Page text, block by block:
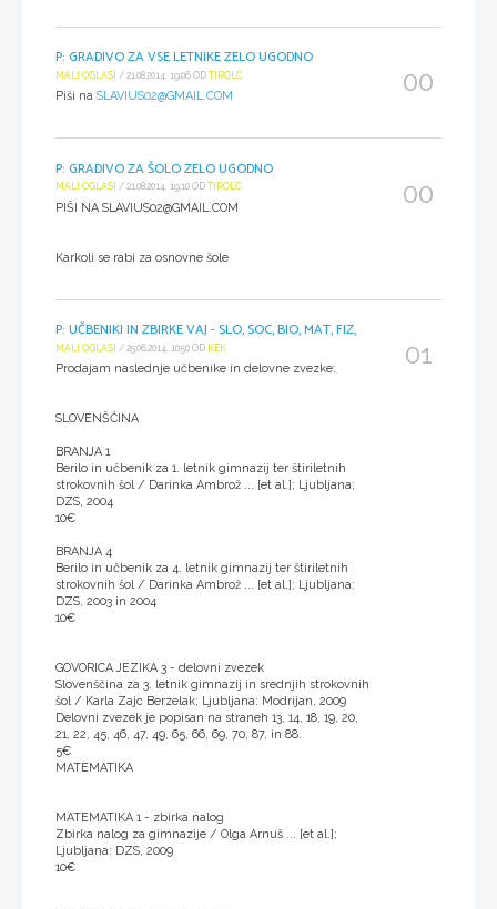
P: GRADIVO ZA VSE LETNIKE ZELO UGODNO
MALI OGLASI / 21.08.2014, 19:06 OD TIROLC
Piši na SLAVIUS02@GMAIL.COM 00
P: GRADIVO ZA ŠOLO ZELO UGODNO
MALI OGLASI / 21.08.2014, 19:10 OD TIROLC
PIŠI NA SLAVIUS02@GMAIL.COM
Karkoli se rabi za osnovne šole
00
P: UČBENIKI IN ZBIRKE VAJ - SLO, SOC, BIO, MAT, FIZ,
MALI OGLASI / 25.06.2014, 10:50 OD KEK
Prodajam naslednje učbenike in delovne zvezke:
SLOVENŠČINA
BRANJA 1
Berilo in učbenik za 1. letnik gimnazij ter štiriletnih
strokovnih šol / Darinka Ambrož ... [et al.]; Ljubljana;
DZS, 2004
10€
BRANJA 4
Berilo in učbenik za 4. letnik gimnazij ter štiriletnih
strokovnih šol / Darinka Ambrož ... [et al.]; Ljubljana:
DZS, 2003 in 2004
10€
GOVORICA JEZIKA 3 - delovni zvezek
Slovenščina za 3. letnik gimnazij in srednjih strokovnih
šol / Karla Zajc Berzelak; Ljubljana: Modrijan, 2009
Delovni zvezek je popisan na straneh 13, 14, 18, 19, 20,
21, 22, 45, 46, 47, 49, 65, 66, 69, 70, 87, in 88.
5€
MATEMATIKA
MATEMATIKA 1 - zbirka nalog
Zbirka nalog za gimnazije / Olga Arnuš ... [et al.];
Ljubljana: DZS, 2009
10€
01